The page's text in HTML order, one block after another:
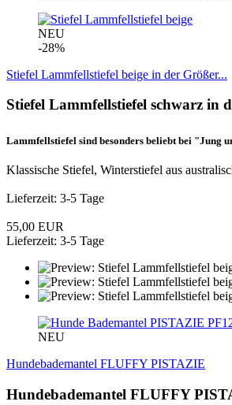
NEU
-28%
Stiefel Lammfellstiefel beige in der Größer...
Stiefel Lammfellstiefel schwarz in
Lammfellstiefel sind besonders beliebt bei "Jung
Klassische Stiefel, Winterstiefel aus
Lieferzeit: 3-5 Tage
55,00 EUR
Lieferzeit: 3-5 Tage
NEU
Hundebademantel FLUFFY PISTAZIE
Hundebademantel FLUFFY